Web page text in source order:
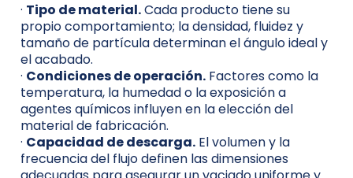
· Tipo de material.Cada producto tiene su
propio comportamiento; la densidad, fluidez y
tamaño de partícula determinan el ángulo ideal y
el acabado.
· Condiciones de operación. Factores como la
temperatura, la humedad o la exposición a
agentes químicos influyen en la elección del
material de fabricación.
· Capacidad de descarga. El volumen y la
frecuencia del flujo definen las dimensiones